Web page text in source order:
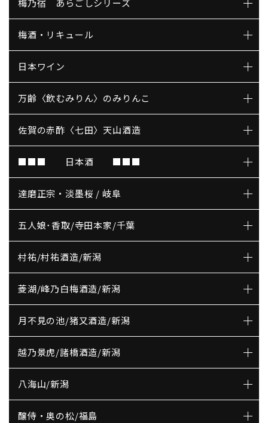
梅乃宿 あらごしシリーズ
梅酒・リキュール
日本ワイン
万齢〈飲むみりん〉のみりんこ
佐賀の赤酢〈七田〉天山酒造
■■■ 日本酒 ■■■
達磨正宗・淡墨桜 / 岐阜
五人娘･香取/寺田本家/千葉
村祐/村祐酒造/新潟
菱湖/峰乃白梅酒造/新潟
月不見の池/猪又酒造/新潟
越乃景虎/諸橋酒造/新潟
八海山/新潟
醸侍・奥の松/福島